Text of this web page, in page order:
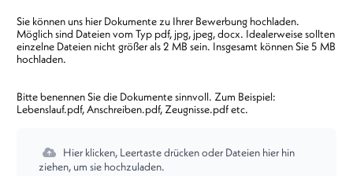
Sie können uns hier Dokumente zu Ihrer Bewerbung hochladen.
Möglich sind Dateien vom Typ pdf, jpg, jpeg, docx. Idealerweise sollten
einzelne Dateien nicht größer als 2 MB sein. Insgesamt können Sie 5 MB
hochladen.
Bitte benennen Sie die Dokumente sinnvoll. Zum Beispiel:
Lebenslauf.pdf, Anschreiben.pdf, Zeugnisse.pdf etc.
Hier klicken, Leertaste drücken oder Dateien hier hin
ziehen, um sie hochzuladen.